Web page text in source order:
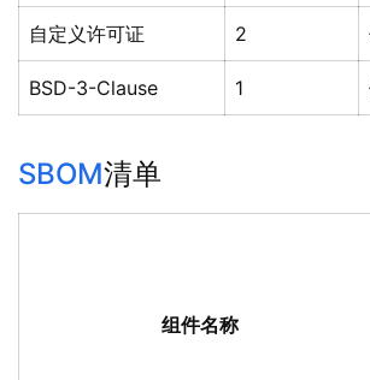
自定义许可证 2
BSD-3-Clause 1
SBOM清单
组件名称